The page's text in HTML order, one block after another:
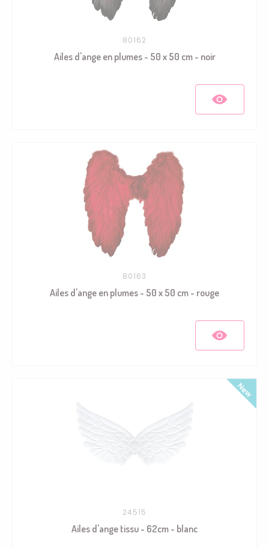
80162
Ailes d'ange en plumes - 50 x 50 cm - noir
80163
Ailes d'ange en plumes - 50 x 50 cm - rouge
24515
Ailes d'ange tissu - 62cm - blanc